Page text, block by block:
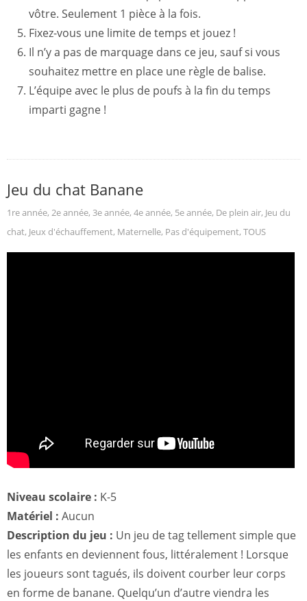
vôtre. Seulement 1 pièce à la fois.
Fixez-vous une limite de temps et jouez !
Il n’y a pas de marquage dans ce jeu, sauf si vous
souhaitez mettre en place une règle de balise.
L’équipe avec le plus de poufs à la fin du temps
imparti gagne !
Jeu du chat Banane
1re année, 2e année, 3e année, 4e année, 5e année, De plein air, Jeu du
chat, Jeux d'échauffement, Maternelle, Pas d'équipement, TOUS
Niveau scolaire : K-5
Matériel : Aucun
Description du jeu : Un jeu de tag tellement simple que
les enfants en deviennent fous, littéralement ! Lorsque
les joueurs sont tagués, ils doivent courber leur corps
en forme de banane. Quelqu’un d’autre viendra les